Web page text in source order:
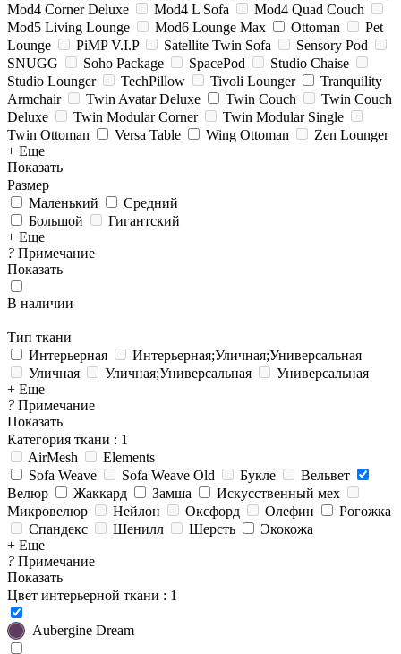
Mod4 Corner Deluxe
Mod4 L Sofa
Mod4 Quad Couch
Mod5 Living Lounge
Mod6 Lounge Max Ottoman
Pet
Lounge
PiMP V.I.P Satellite Twin Sofa
Sensory Pod
SNUGG
Soho Package SpacePod
Studio Chaise
Studio Lounger
TechPillow Tivoli Lounger
Tranquility
Armchair
Twin Avatar Deluxe Twin Couch
Twin Couch
Deluxe
Twin Modular Corner
Twin Modular Single
Twin Ottoman
Versa Table Wing Ottoman
Zen Lounger
+ Еще
Показать
Размер
Маленький
Средний
Большой
Гигантский
+ Еще
? Примечание
Показать
В наличии
Тип ткани
Интерьерная
Интерьерная;Уличная;Универсальная
Уличная
Уличная;Универсальная
Универсальная
+ Еще
? Примечание
Показать
Категория ткани : 1
AirMesh
Elements
Sofa Weave
Sofa Weave Old Букле
Вельвет
Велюр
Жаккард Замша
Искусственный мех
Микровелюр
Нейлон Оксфорд Олефин
Рогожка
Спандекс
Шенилл Шерсть
Экокожа
+ Еще
? Примечание
Показать
Цвет интерьерной ткани : 1
Aubergine Dream